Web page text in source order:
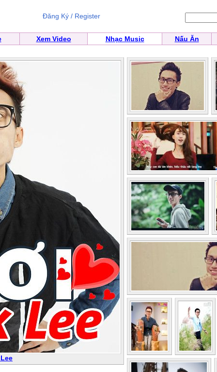
Đăng Ký / Register
Xem Video Nhạc Music Nấu Ăn